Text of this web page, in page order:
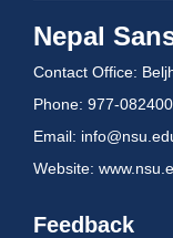
Nepal
Contact Office:
Phone: 977-
Email:
Website:
Feedback